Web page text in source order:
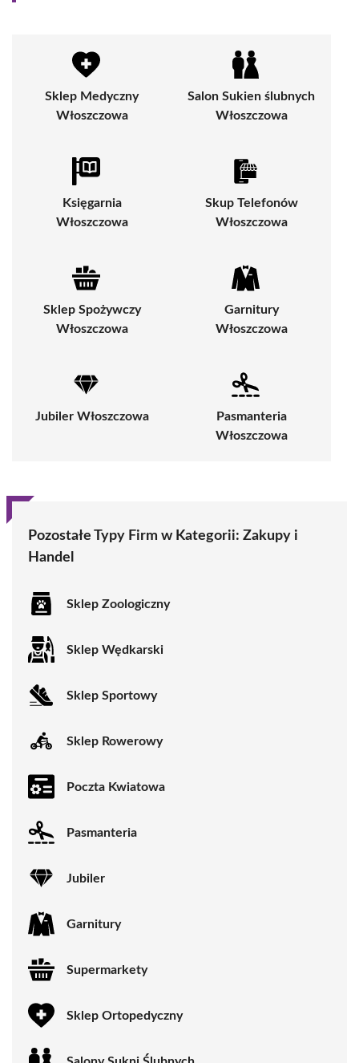
Sklep Medyczny
Włoszczowa
Salon Sukien ślubnych
Włoszczowa
Księgarnia
Włoszczowa
Skup Telefonów
Włoszczowa
Sklep Spożywczy
Włoszczowa
Garnitury
Włoszczowa
Jubiler Włoszczowa
Pasmanteria
Włoszczowa
Pozostałe Typy Firm w Kategorii: Zakupy i
Handel
Sklep Zoologiczny
Sklep Wędkarski
Sklep Sportowy
Sklep Rowerowy
Poczta Kwiatowa
Pasmanteria
Jubiler
Garnitury
Supermarkety
Sklep Ortopedyczny